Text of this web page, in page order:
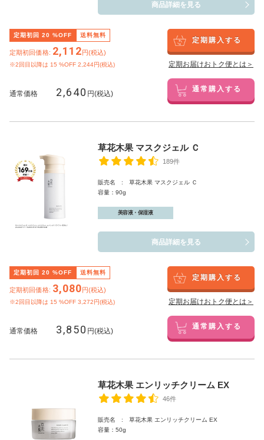
商品詳細を見る
定期初回 20 %OFF 送料無料
定期初回価格: 2,112円(税込)
※2回目以降は 15 %OFF 2,244円(税込)
定期購入する
定期お届けおトク便とは＞
通常価格 2,640 円(税込) 通常購入する
草花木果 マスクジェル Ｃ
189件
販売名 : 草花木果 マスクジェル Ｃ
容量：90g
美容液・保湿液
商品詳細を見る
定期初回 20 %OFF 送料無料
定期初回価格: 3,080円(税込)
※2回目以降は 15 %OFF 3,272円(税込)
定期購入する
定期お届けおトク便とは＞
通常価格 3,850 円(税込) 通常購入する
草花木果 エンリッチクリーム EX
46件
販売名 : 草花木果 エンリッチクリーム EX
容量：50g